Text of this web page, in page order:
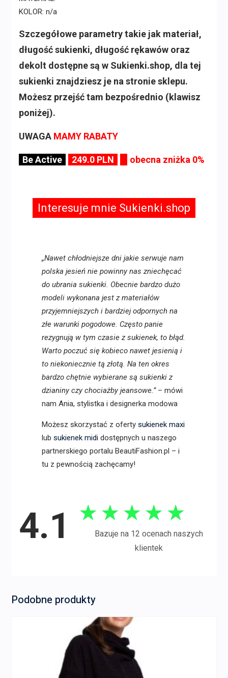
KOLOR: n/a
Szczegółowe parametry takie jak materiał,
długość sukienki, długość rękawów oraz
dekolt dostępne są w Sukienki.shop, dla tej
sukienki znajdziesz je na stronie sklepu.
Możesz przejść tam bezpośrednio (klawisz
poniżej).
UWAGA MAMY RABATY
Be Active 249.0 PLN obecna zniżka 0%
Interesuje mnie Sukienki.shop
„Nawet chłodniejsze dni jakie serwuje nam
polska jesień nie powinny nas zniechęcać
do ubrania sukienki. Obecnie bardzo dużo
modeli wykonana jest z materiałów
przyjemniejszych i bardziej odpornych na
złe warunki pogodowe. Często panie
rezygnują w tym czasie z sukienek, to błąd.
Warto poczuć się kobieco nawet jesienią i
to niekoniecznie tą złotą. Na ten okres
bardzo chętnie wybierane są sukienki z
dzianiny czy chociażby jeansowe.”– mówi
nam Ania, stylistka i designerka modowa
Możesz skorzystać z oferty sukienek maxi
lub sukienek mididostępnych u naszego
partnerskiego portalu BeautiFashion.pl – i
tu z pewnością zachęcamy!
4.1 ★ ★ ★ ★ ★
Bazuje na 12 ocenach naszych
klientek
Podobne produkty